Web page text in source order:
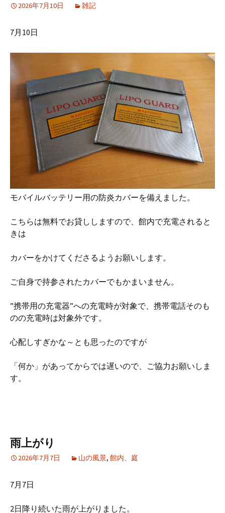
2026年7月10日 雑記
7月10日
モバイルバッテリー用の防炎カバーを備えました。
こちらは無料でお貸ししますので、館内で充電されると
きは
カバーをかけてくださるようお願いします。
ご自身で持参されたカバーでもかまいません。
”携帯用の充電器”への充電時が対象で、携帯電話そのも
のの充電時は対象外です。
心配しすぎかな～とも思ったのですが
「何か」があってからでは遅いので、ご協力お願いしま
す。
雨上がり
2026年7月7日 山の風景, 館内、庭
7月7日
2日降り続いた雨が上がりました。